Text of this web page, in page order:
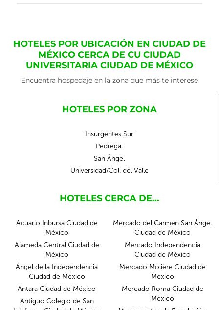
HOTELES POR UBICACIÓN EN CIUDAD DE
MÉXICO CERCA DE CU CIUDAD
UNIVERSITARIA CIUDAD DE MÉXICO
Encuentra hospedaje en la zona que más te interese
HOTELES POR ZONA
Insurgentes Sur
Pedregal
San Ángel
Universidad/Col. del Valle
HOTELES CERCA DE...
Acuario Inbursa Ciudad de
México
Alameda Central Ciudad de
México
Ángel de la Independencia
Ciudad de México
Antara Ciudad de México
Antiguo Colegio de San
Mercado del Carmen San Ángel
Ciudad de México
Mercado Independencia
Ciudad de México
Mercado Molière Ciudad de
México
Mercado Roma Ciudad de
México